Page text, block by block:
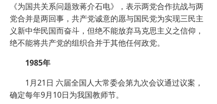
《为国共关系问题致蒋介石电》，表示两党合作抗战与两
党合并是两回事，共产党诚意的愿与国民党为实现三民主
义新中华民国而奋斗，但绝不能放弃马克思主义之信仰，
绝不能将共产党的组织合并于其他任何政党。
1985年
1月21日 六届全国人大常委会第九次会议通过议案，
确定每年9月10日为我国教师节。